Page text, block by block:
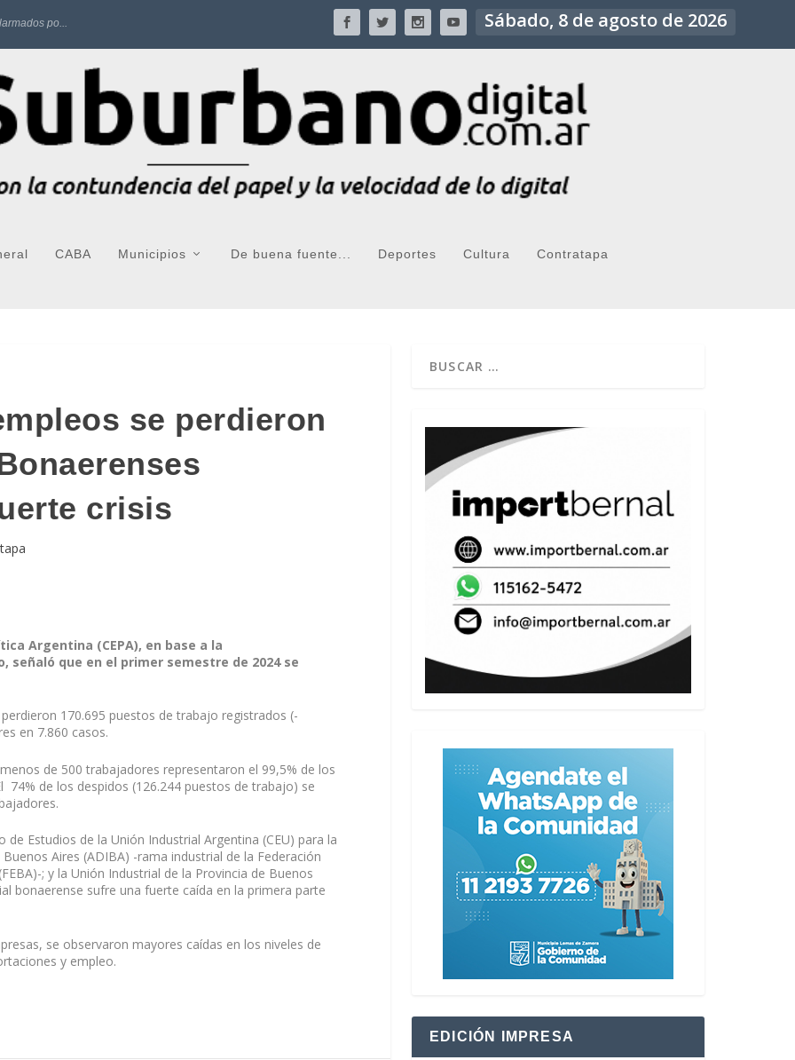
po... Sábado, 8 de agosto de 2026
CABA Municipios De buena fuente... Deportes Cultura Contratapa
se perdieron
crisis
Argentina (CEPA), en base a la
señaló que en el primer semestre de 2024 se
170.695 puestos de trabajo registrados (-
en 7.860 casos.
de 500 trabajadores representaron el 99,5% de los
74% de los despidos (126.244 puestos de trabajo) se
Estudios de la Unión Industrial Argentina (CEU) para la
Aires (ADIBA) -rama industrial de la Federación
; y la Unión Industrial de la Provincia de Buenos
bonaerense sufre una fuerte caída en la primera parte
se observaron mayores caídas en los niveles de
y empleo.
EDICIÓN IMPRESA